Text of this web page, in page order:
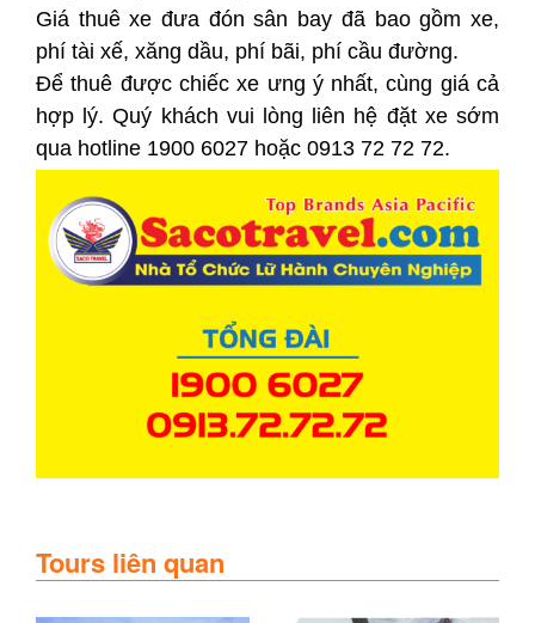
Giá thuê xe đưa đón sân bay đã bao gồm xe,
phí tài xế, xăng dầu, phí bãi, phí cầu đường.
Để thuê được chiếc xe ưng ý nhất, cùng giá cả
hợp lý. Quý khách vui lòng liên hệ đặt xe sớm
qua hotline 1900 6027 hoặc 0913 72 72 72.
Tours liên quan